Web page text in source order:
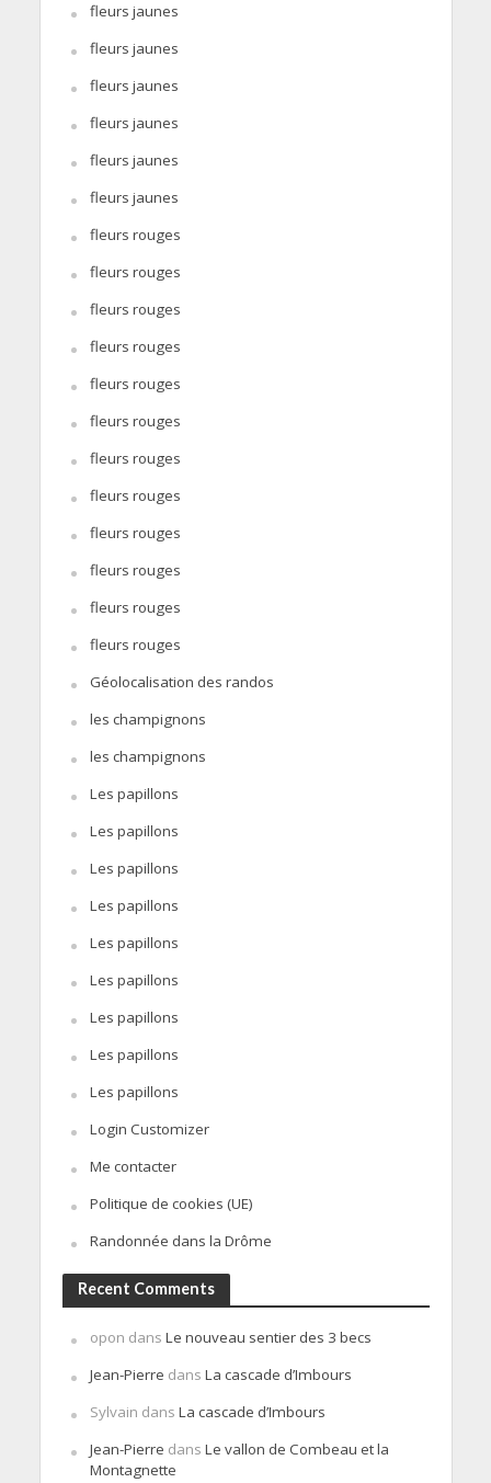
fleurs jaunes
fleurs jaunes
fleurs jaunes
fleurs jaunes
fleurs jaunes
fleurs jaunes
fleurs rouges
fleurs rouges
fleurs rouges
fleurs rouges
fleurs rouges
fleurs rouges
fleurs rouges
fleurs rouges
fleurs rouges
fleurs rouges
fleurs rouges
fleurs rouges
Géolocalisation des randos
les champignons
les champignons
Les papillons
Les papillons
Les papillons
Les papillons
Les papillons
Les papillons
Les papillons
Les papillons
Les papillons
Login Customizer
Me contacter
Politique de cookies (UE)
Randonnée dans la Drôme
Recent Comments
opon dans Le nouveau sentier des 3 becs
Jean-Pierre dans La cascade d’Imbours
Sylvain dans La cascade d’Imbours
Jean-Pierre dans Le vallon de Combeau et la
Montagnette